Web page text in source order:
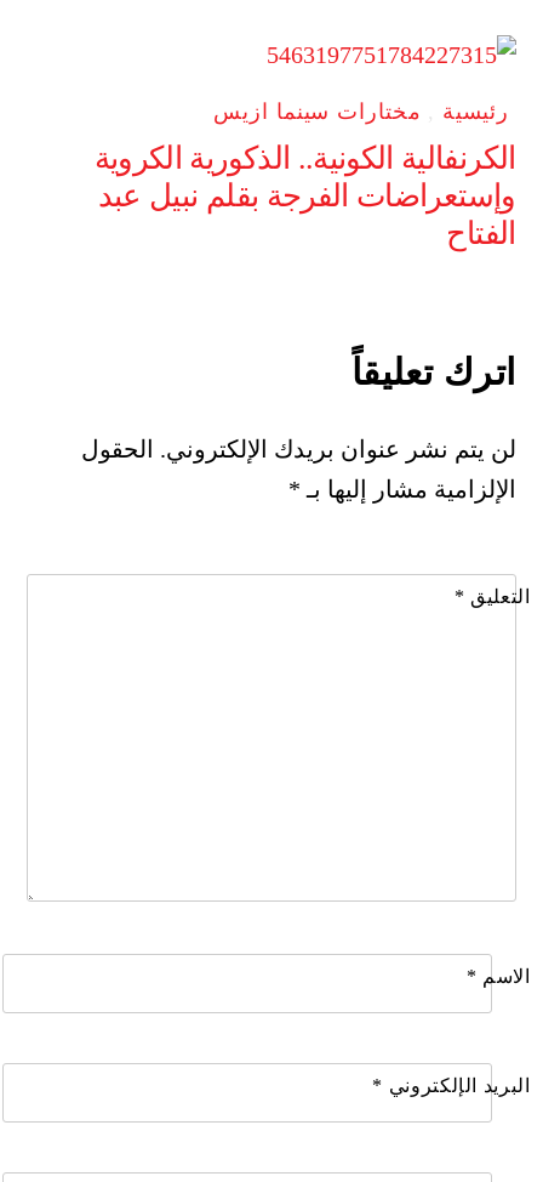
رئيسية مختارات سينما ازيس
الكرنفالية الكونية.. الذكورية الكروية
وإستعراضات الفرجة بقلم نبيل عبد
الفتاح
اترك تعليقاً
لن يتم نشر عنوان بريدك الإلكتروني. الحقول
الإلزامية مشار إليها بـ *
التعليق *
الاسم *
البريد الإلكتروني *